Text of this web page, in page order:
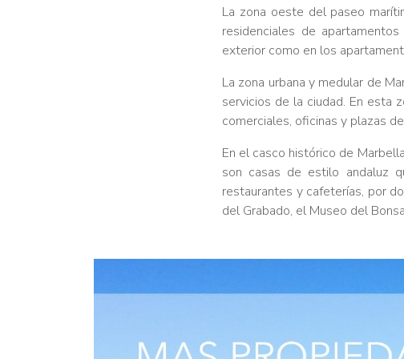
La zona oeste del paseo
residenciales de
exterior como en los
La zona urbana y medular de
servicios de la ciudad. En esta
comerciales, oficinas y plazas
En el casco histórico de
son casas de estilo andaluz
restaurantes y cafeterías, por
del Grabado, el Museo del